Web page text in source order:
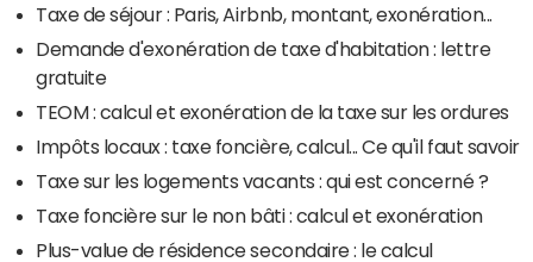
Taxe de séjour : Paris, Airbnb, montant, exonération...
Demande d'exonération de taxe d'habitation : lettre
gratuite
TEOM : calcul et exonération de la taxe sur les ordures
Impôts locaux : taxe foncière, calcul... Ce qu'il faut savoir
Taxe sur les logements vacants : qui est concerné ?
Taxe foncière sur le non bâti : calcul et exonération
Plus-value de résidence secondaire : le calcul